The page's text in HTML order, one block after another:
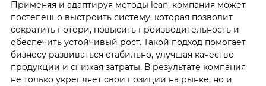
Применяя и адаптируя методы lean, компания может
постепенно выстроить систему, которая позволит
сократить потери, повысить производительность и
обеспечить устойчивый рост. Такой подход помогает
бизнесу развиваться стабильно, улучшая качество
продукции и снижая затраты. В результате компания
не только укрепляет свои позиции на рынке, но и